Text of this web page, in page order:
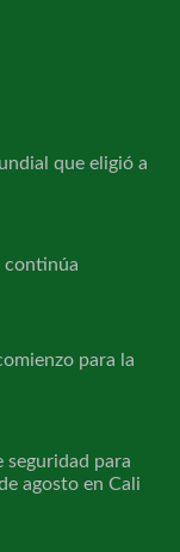
que eligió a
continúa
para la
para
agosto en Cali